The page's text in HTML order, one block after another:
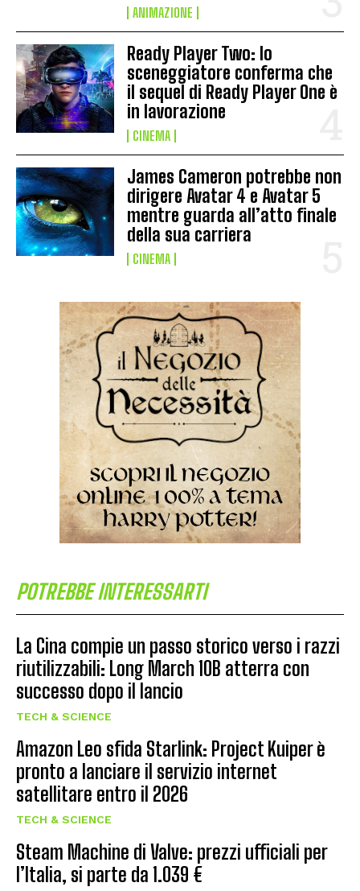
ANIMAZIONE
Ready Player Two: lo
sceneggiatore conferma che
il sequel di Ready Player One è
in lavorazione
CINEMA
James Cameron potrebbe non
dirigere Avatar 4 e Avatar 5
mentre guarda all’atto finale
della sua carriera
CINEMA
POTREBBE INTERESSARTI
La Cina compie un passo storico verso i razzi
riutilizzabili: Long March 10B atterra con
successo dopo il lancio
TECH & SCIENCE
Amazon Leo sfida Starlink: Project Kuiper è
pronto a lanciare il servizio internet
satellitare entro il 2026
TECH & SCIENCE
Steam Machine di Valve: prezzi ufficiali per
l’Italia, si parte da 1.039 €